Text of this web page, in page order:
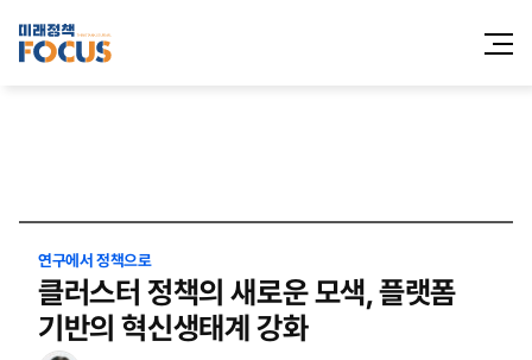
전체메
열기
연구에서 정책으로
클러스터 정책의 새로운 모색, 플랫폼
기반의 혁신생태계 강화